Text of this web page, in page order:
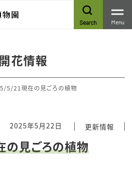
Search Menu
開花情報
5/21現在の見ごろの植物
2025年5月22日 更新情報
見ごろの植物